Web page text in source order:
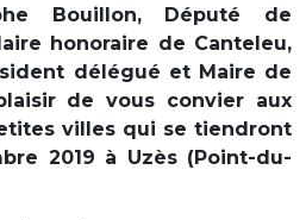
Bouillon, Député de
honoraire de Canteleu,
délégué et Maire de
de vous convier aux
villes qui se tiendront
2019 à Uzès (Point-du-